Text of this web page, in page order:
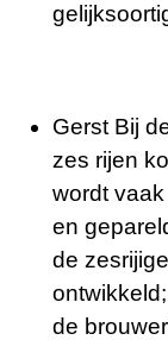
Gerst Bij
zes rijen
wordt
en
de
de